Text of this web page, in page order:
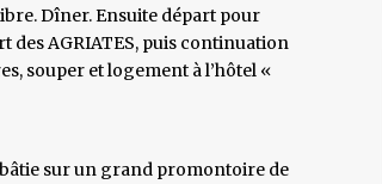
Dîner. Ensuite départ pour
des AGRIATES, puis continuation
souper et logement à l’hôtel «
sur un grand promontoire de